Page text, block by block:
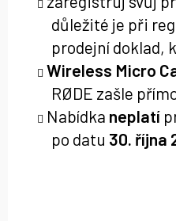
důležité je při
prodejní doklad,
Wireless Micro
RØDE zašle
Nabídka neplatí
po datu 30. října